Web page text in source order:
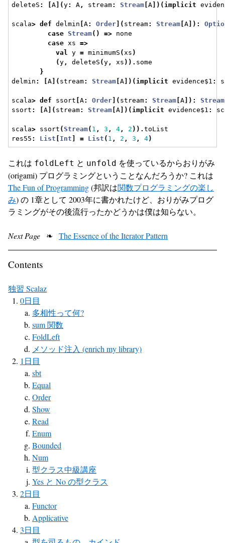
deleteS : [A ](y: A, stream: Stream [A ])(implicit
scala> def delmin [A: Order ]( stream: Stream [A ]):
case Stream() => none
case xs =>
val y = minimumS (xs )
(y, deleteS (y, xs )). some
}
delmin : [A ]( stream: Stream [A ])(implicit evidence$1 :
scala> def ssort [A: Order ]( stream: Stream [A ]): Stream
ssort : [A ]( stream: Stream [A ])(implicit evidence$1 :
scala> ssort (Stream( 1 , 3 , 4, 2 )).toList
res55 : List Int = List ( 1 , 2 , 3 , 4)
これは foldLeft と unfold を使っているからおりがみ
(origami) プログラミングということなんだろうか? これは
The Fun of Programming(邦訳は関数プログラミングの楽し
み) の 1章として 2003年に書かれたけど、おりがみプログ
ラミングがその後流行ったかどうかは僕は知らない。
Next Page ❧ The Essence of the Iterator Pattern
Contents
独習 Scalaz
0日目
多相性って何?
sum 関数
FoldLeft
メソッド注入 (enrich my library)
1日目
sbt
Equal
Order
Show
Read
Enum
Bounded
Num
型クラス中級講座
Yes と No の型クラス
2日目
Functor
Applicative
3日目